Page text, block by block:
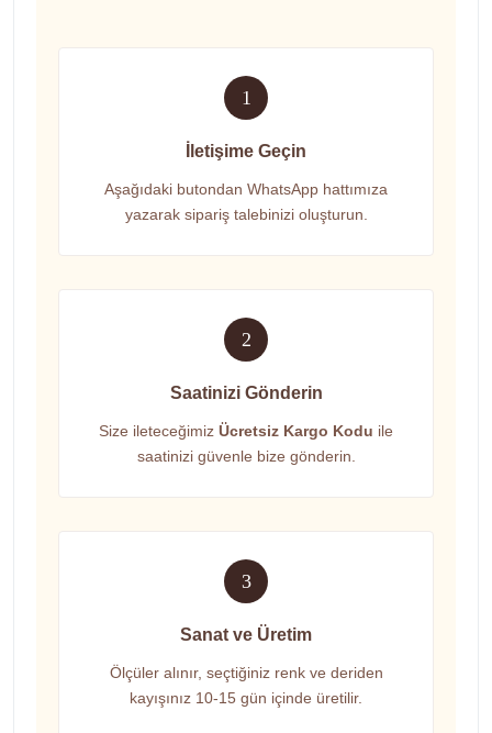
1
İletişime Geçin
Aşağıdaki butondan WhatsApp hattımıza
yazarak sipariş talebinizi oluşturun.
2
Saatinizi Gönderin
Size ileteceğimiz Ücretsiz Kargo Kodu ile
saatinizi güvenle bize gönderin.
3
Sanat ve Üretim
Ölçüler alınır, seçtiğiniz renk ve deriden
kayışınız 10-15 gün içinde üretilir.